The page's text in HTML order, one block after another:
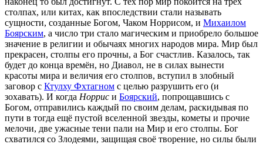
столпах, или китах, как впоследствии стали называть
сущности, созданные Богом, Чаком Норрисом, и Михаилом
Боярским, а число три стало магическим и приобрело большое
значение в религии и обычаях многих народов мира. Мир был
прекрасен, столпы его прочны, а Бог счастлив. Казалось, так
будет до конца времён, но Диавол, не в силах вынести
красоты мира и величия его столпов, вступил в злобный
заговор с Ктулху Фхтагном с целью разрушить его (и
зохавать). И когда Норрис и Боярский, попрощавшись с
Богом, отправились каждый по своим делам, раскидывая по
пути в тогда ещё пустой вселенной звезды, кометы и прочие
мелочи, две ужасные тени пали на Мир и его столпы. Бог
схватился со Злодеями, защищая своё творение, но силы были